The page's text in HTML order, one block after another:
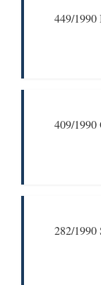
449/1990
409/
282/1990